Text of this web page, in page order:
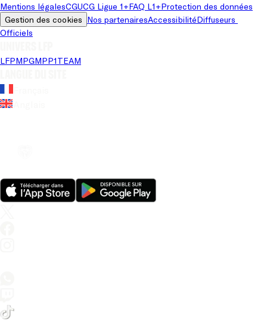
Mentions légalesCGUCG Ligue 1+FAQ L1+Protection des données
Gestion des cookies Nos partenairesAccessibilitéDiffuseurs
Officiels
LFPMPGMPP1TEAM